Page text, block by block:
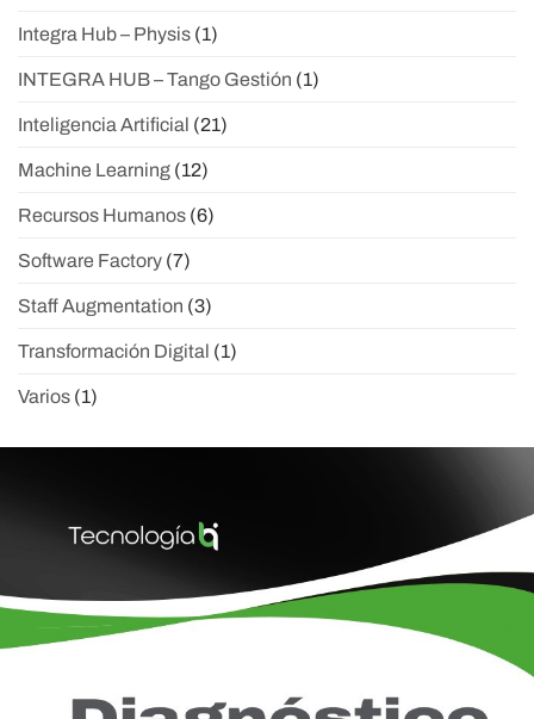
Integra Hub – Physis (1)
INTEGRA HUB – Tango Gestión (1)
Inteligencia Artificial (21)
Machine Learning (12)
Recursos Humanos (6)
Software Factory (7)
Staff Augmentation (3)
Transformación Digital (1)
Varios (1)